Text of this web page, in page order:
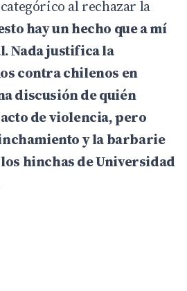
al rechazar la
hay un hecho que a mí
Nada justifica la
contra chilenos en
discusión de quién
de violencia, pero
y la barbarie
hinchas de Universidad